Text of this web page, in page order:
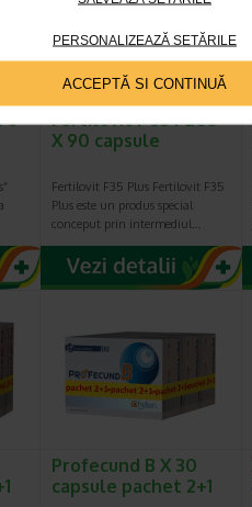
PERSONALIZEAZĂ SETĂRILE
ACCEPTĂ SI CONTINUĂ
Fertilovit F 35 PLUS
X 90 capsule
Fertilovit F35 Plus Fertilovit F35
Plus este un produs special
conceput prin intermediul…
Profecund B X 30
capsule pachet 2+1